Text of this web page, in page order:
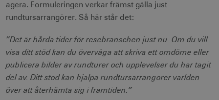
agera. Formuleringen verkar främst gälla just
rundtursarrangörer. Så här står det:
”Det är hårda tider för resebranschen just nu. Om du vill
visa ditt stöd kan du överväga att skriva ett omdöme eller
publicera bilder av rundturer och upplevelser du har tagit
del av. Ditt stöd kan hjälpa rundtursarrangörer världen
över att återhämta sig i framtiden.”